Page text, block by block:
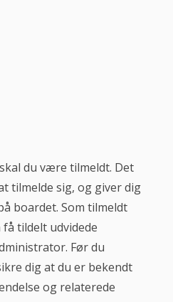
du være tilmeldt. Det
tilmelde sig, og giver dig
boardet. Som tilmeldt
tildelt udvidede
Før du
dig at du er bekendt
og relaterede